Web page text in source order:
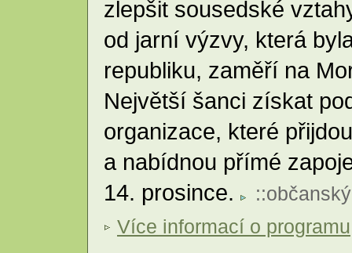
zlepšit sousedské
od jarní výzvy, která
republiku, zaměří na
Největší šanci získat
organizace, které
a nabídnou přímé
14. prosince.
::
Více informací o programu